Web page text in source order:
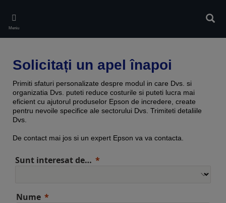
main
content
Meniu
Solicitați un apel înapoi
Primiti sfaturi personalizate despre modul in care Dvs. si
organizatia Dvs. puteti reduce costurile si puteti lucra mai
eficient cu ajutorul produselor Epson de incredere, create
pentru nevoile specifice ale sectorului Dvs. Trimiteti detaliile
Dvs.
De contact mai jos si un expert Epson va va contacta.
Sunt interesat de…
Nume